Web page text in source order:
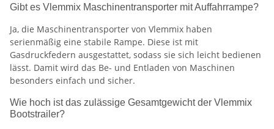
Gibt es Vlemmix Maschinentransporter mit Auffahrrampe?
Ja, die Maschinentransporter von Vlemmix haben
serienmäßig eine stabile Rampe. Diese ist mit
Gasdruckfedern ausgestattet, sodass sie sich leicht bedienen
lässt. Damit wird das Be- und Entladen von Maschinen
besonders einfach und sicher.
Wie hoch ist das zulässige Gesamtgewicht der Vlemmix
Bootstrailer?